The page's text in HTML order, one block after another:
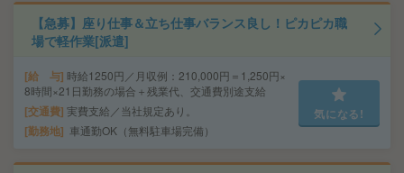
【急募】座り仕事＆立ち仕事バランス良し！ピカピカ職
場で軽作業[派遣]
給 与 時給1250円／月収例：210,000円＝1,250円×
8時間×21日勤務の場合＋残業代、交通費別途支給
交通費 実費支給／当社規定あり。
勤務地 車通勤OK（無料駐車場完備）
気になる!